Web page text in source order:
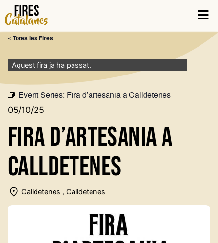
« Totes les Fires
Aquest fira ja ha passat.
Event Series: Fira d’artesania a Calldetenes
05/10/25
Fira d’artesania a
Calldetenes
Calldetenes , Calldetenes